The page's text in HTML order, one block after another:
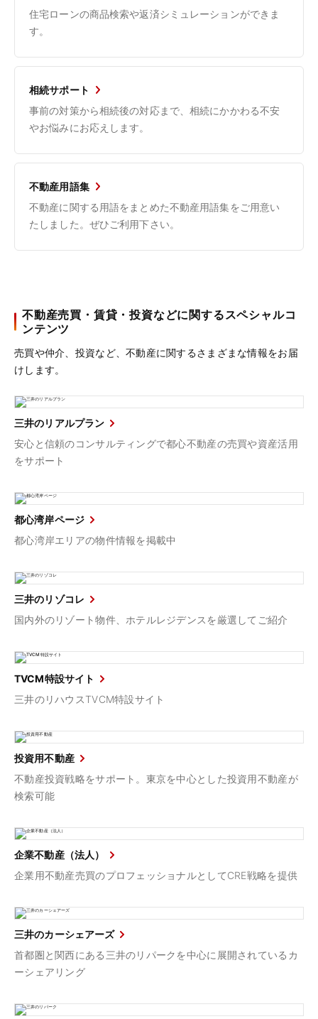
住宅ローンの商品検索や返済シミュレーションができま
す。
相続サポート
事前の対策から相続後の対応まで、相続にかかわる不安
やお悩みにお応えします。
不動産用語集
不動産に関する用語をまとめた不動産用語集をご用意い
たしました。ぜひご利用下さい。
不動産売買・賃貸・投資などに関するスペシャルコ
ンテンツ
売買や仲介、投資など、不動産に関するさまざまな情報をお届
けします。
三井のリアルプラン
安心と信頼のコンサルティングで都心不動産の売買や資産活用
をサポート
都心湾岸ページ
都心湾岸エリアの物件情報を掲載中
三井のリゾコレ
国内外のリゾート物件、ホテルレジデンスを厳選してご紹介
TVCM特設サイト
三井のリハウスTVCM特設サイト
投資用不動産
不動産投資戦略をサポート。東京を中心とした投資用不動産が
検索可能
企業不動産（法人）
企業用不動産売買のプロフェッショナルとしてCRE戦略を提供
三井のカーシェアーズ
首都圏と関西にある三井のリパークを中心に展開されているカ
ーシェアリング